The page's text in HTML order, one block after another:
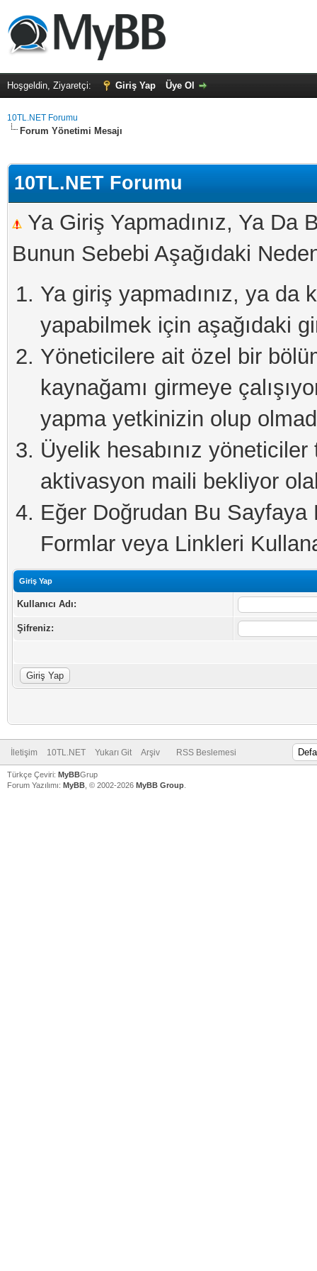
Hoşgeldin, Ziyaretçi: Giriş Yap Üye Ol
10TL.NET Forumu
Forum Yönetimi Mesajı
10TL.NET Forumu
Ya Giriş Yapmadınız, Ya
Bunun Sebebi Aşağıdaki
Ya giriş yapmadınız, ya da
yapabilmek için aşağıdaki
Yöneticilere ait özel bir
kaynağamı girmeye
yapma yetkinizin olup
Üyelik hesabınız
aktivasyon maili bekliyor
Eğer Doğrudan Bu
Formlar veya Linkleri
Giriş Yap
Kullanıcı Adı:
Şifreniz:
İletişim 10TL.NET Yukarı Git Arşiv RSS Beslemesi
Türkçe Çeviri: MyBBGrup
Forum Yazılımı: MyBB , © 2002-2026 MyBB Group